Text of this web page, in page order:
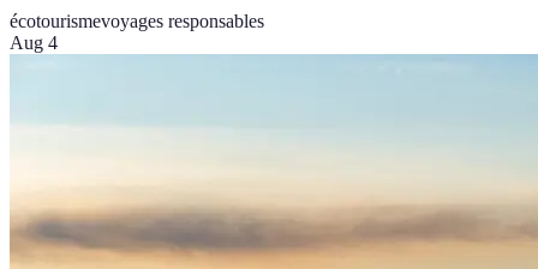
écotourismevoyages responsables
Aug 4